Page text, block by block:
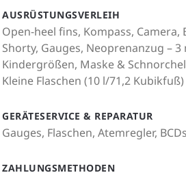
AUSRÜSTUNGSVERLEIH
Open-heel fins, Kompass, Camera,
Shorty, Gauges, Neoprenanzug – 3
Kindergrößen, Maske &
Kleine Flaschen (10 l/71,2 Kubikfuß)
GERÄTESERVICE & REPARATUR
Gauges, Flaschen, Atemregler, BCDs
ZAHLUNGSMETHODEN